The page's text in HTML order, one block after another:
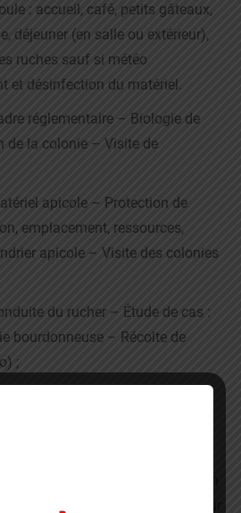
: accueil, café, petits gâteaux,
déjeuner (en salle ou extérieur),
ruches sauf si météo
et désinfection du matériel.
réglementaire – Biologie de
de la colonie – Visite de
apicole – Protection de
emplacement, ressources,
apicole – Visite des colonies
du rucher – Étude de cas :
bourdonneuse – Récolte de
;
/ Réponses – Travail sur